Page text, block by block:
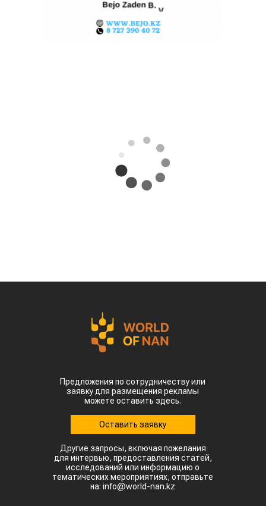
Предложения по сотрудничеству или
заявку для размещения рекламы
можете оставить здесь.
Оставить заявку
Другие запросы, включая пожелания
для интервью, предоставления статей,
исследований или информацию о
тематических мероприятиях, отправьте
на: info@world-nan.kz